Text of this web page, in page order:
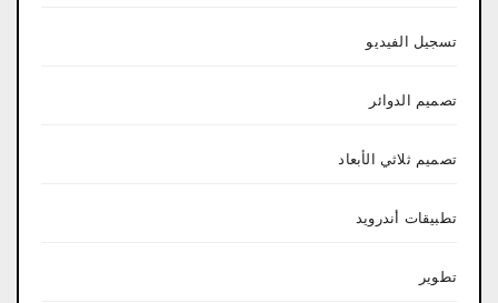
تسجيل الفيديو
تصميم الدوائر
تصميم ثلاثي الأبعاد
تطبيقات أندرويد
تطوير